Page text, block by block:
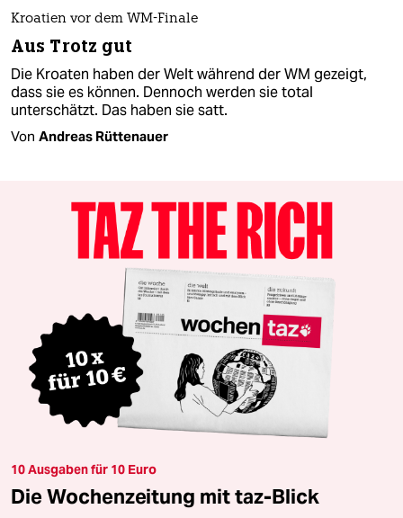
Kroatien vor dem WM-Finale
Aus Trotz gut
Die Kroaten haben der Welt während der WM gezeigt,
dass sie es können. Dennoch werden sie total
unterschätzt. Das haben sie satt.
Von Andreas Rüttenauer
10 Ausgaben für 10 Euro
Die Wochenzeitung mit taz-Blick